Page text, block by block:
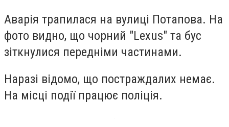
Аварія трапилася на вулиці Потапова. На
фото видно, що чорний "Lexus" та бус
зіткнулися передніми частинами.
Наразі відомо, що постраждалих немає.
На місці події працює поліція.